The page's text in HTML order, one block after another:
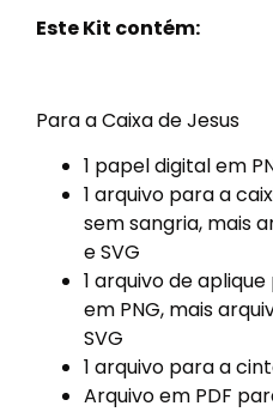
Este Kit contém:
Para a Caixa de Jesus
1 papel digital em
1 arquivo para a
sem sangria, mais
e SVG
1 arquivo de
em PNG, mais
SVG
1 arquivo para a
Arquivo em PDF